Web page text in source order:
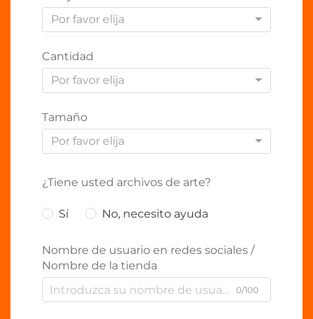
Por favor elija
Cantidad
Por favor elija
Tamaño
Por favor elija
¿Tiene usted archivos de arte?
Sí No, necesito ayuda
Nombre de usuario en redes sociales /
Nombre de la tienda
0/100